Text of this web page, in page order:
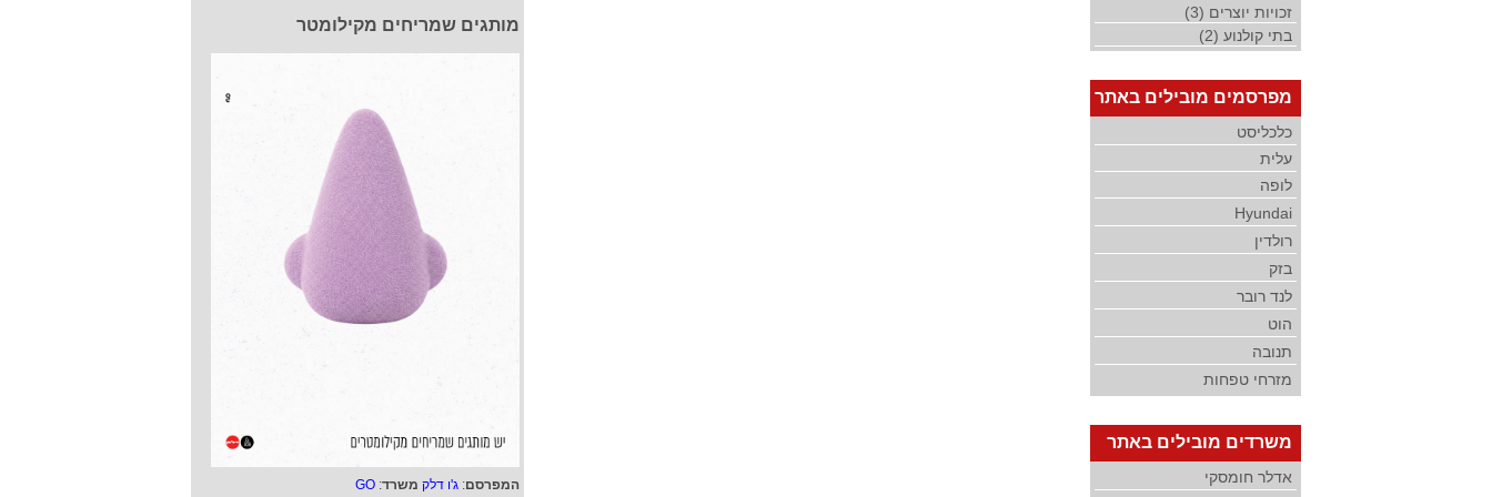
מותגים שמריחים מקילומטר
המפרסם: ג'ו דלק משרד:
GO
זכויות יוצרים (3)
בתי קולנוע (2)
מפרסמים מובילים באתר
כלכליסט
עלית
לופה
Hyundai
רולדין
בזק
לנד רובר
הוט
תנובה
מזרחי טפחות
משרדים מובילים באתר
אדלר חומסקי